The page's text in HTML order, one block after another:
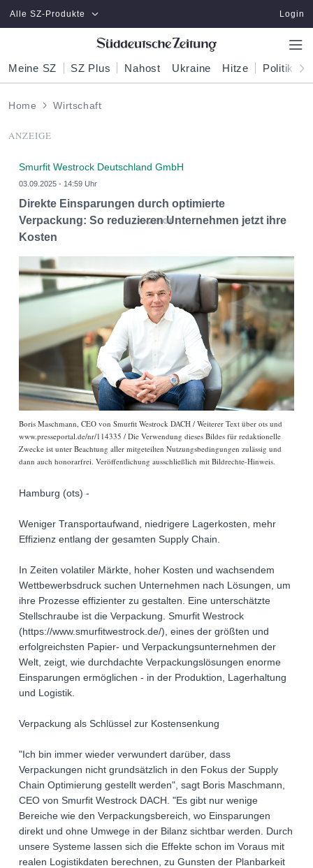
Zum Hauptinhalt springen
Alle SZ-Produkte Login
Meine SZ SZ Plus Nahost Ukraine Hitze Politik
Home Wirtschaft
ANZEIGE
Smurfit Westrock Deutschland GmbH
03.09.2025 - 14:59 Uhr
Direkte Einsparungen durch optimierte
Verpackung: So reduzieren Unternehmen jetzt ihre
Kosten
Boris Maschmann, CEO von Smurfit Westrock DACH / Weiterer Text über ots und
www.presseportal.de/nr/114335 / Die Verwendung dieses Bildes für redaktionelle
Zwecke ist unter Beachtung aller mitgeteilten Nutzungsbedingungen zulässig und
dann auch honorarfrei. Veröffentlichung ausschließlich mit Bildrechte-Hinweis.
Hamburg (ots) -
Weniger Transportaufwand, niedrigere Lagerkosten, mehr
Effizienz entlang der gesamten Supply Chain.
In Zeiten volatiler Märkte, hoher Kosten und wachsendem
Wettbewerbsdruck suchen Unternehmen nach Lösungen, um
ihre Prozesse effizienter zu gestalten. Eine unterschätzte
Stellschraube ist die Verpackung. Smurfit Westrock
(https://www.smurfitwestrock.de/), eines der größten und
erfolgreichsten Papier- und Verpackungsunternehmen der
Welt, zeigt, wie durchdachte Verpackungslösungen enorme
Einsparungen ermöglichen - in der Produktion, Lagerhaltung
und Logistik.
Verpackung als Schlüssel zur Kostensenkung
"Ich bin immer wieder verwundert darüber, dass
Verpackungen nicht grundsätzlich in den Fokus der Supply
Chain Optimierung gestellt werden", sagt Boris Maschmann,
CEO von Smurfit Westrock DACH. "Es gibt nur wenige
Bereiche wie den Verpackungsbereich, wo Einsparungen
direkt und ohne Umwege in der Bilanz sichtbar werden. Durch
unsere Systeme lassen sich die Effekte schon im Voraus mit
realen Logistikdaten berechnen, zu Gunsten der Planbarkeit